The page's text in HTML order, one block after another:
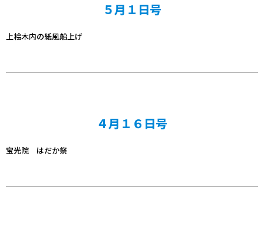
５月１日号
上桧木内の紙風船上げ
４月１６日号
宝光院 はだか祭